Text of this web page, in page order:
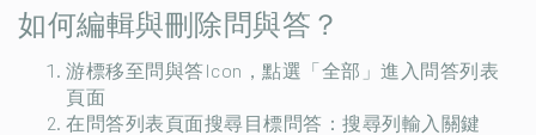
如何編輯與刪除問與答？
游標移至問與答Icon，點選「全部」進入問答列表
頁面
在問答列表頁面搜尋目標問答：搜尋列輸入關鍵